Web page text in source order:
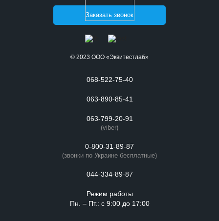
Заказать звонок
© 2023 ООО «Эквитестлаб»
068-522-75-40
063-890-85-41
063-799-20-91
(viber)
0-800-31-89-87
(звонки по Украине бесплатные)
044-334-89-87
Режим работы
Пн. – Пт.: с 9:00 до 17:00